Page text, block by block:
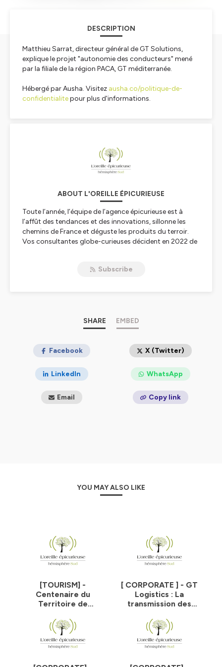
DESCRIPTION
Matthieu Sarrat, directeur général de GT Solutions,
explique le projet "autonomie des conducteurs" mené
par la filiale de la région PACA, GT méditerranée.
Hébergé par Ausha. Visitez ausha.co/politique-de-
confidentialitepour plus d'informations.
ABOUT L'OREILLE ÉPICURIEUSE
Toute l’année, l’équipe de l’agence épicurieuse est à
l’affût des tendances et des innovations, sillonne les
chemins de France et déguste les produits du terroir.
Vos consultantes globe-curieuses décident en 2022 de
Subscribe
SHARE EMBED
Facebook X (Twitter)
LinkedIn WhatsApp
Email Copy link
YOU MAY ALSO LIKE
[TOURISM] -
Centenaire du
Territoire de
patrimoine riche
[ CORPORATE ] - GT
Logistics : La
transmission des
cœur de son ADN